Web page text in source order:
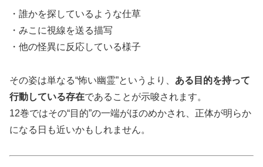
・誰かを探しているような仕草
・みこに視線を送る描写
・他の怪異に反応している様子
その姿は単なる“怖い幽霊”というより、 ある目的を持って
行動している存在であることが示唆されます。
12巻ではその“目的”の一端がほのめかされ、正体が明らか
になる日も近いかもしれません。